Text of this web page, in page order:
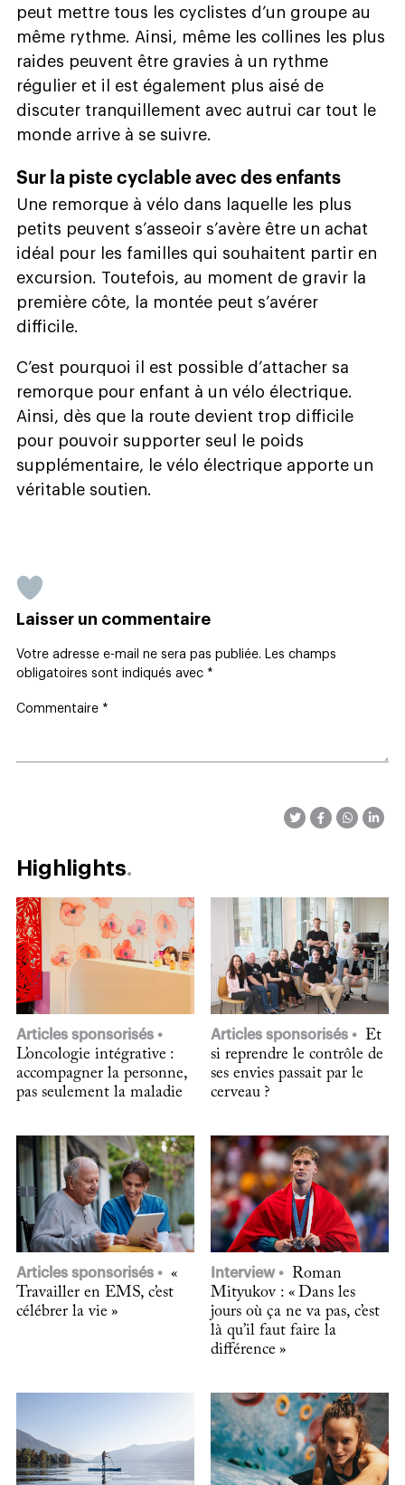
peut mettre tous les cyclistes d’un groupe au
même rythme. Ainsi, même les collines les plus
raides peuvent être gravies à un rythme
régulier et il est également plus aisé de
discuter tranquillement avec autrui car tout le
monde arrive à se suivre.
Sur la piste cyclable avec des enfants
Une remorque à vélo dans laquelle les plus
petits peuvent s’asseoir s’avère être un achat
idéal pour les familles qui souhaitent partir en
excursion. Toutefois, au moment de gravir la
première côte, la montée peut s’avérer
difficile.
C’est pourquoi il est possible d’attacher sa
remorque pour enfant à un vélo électrique.
Ainsi, dès que la route devient trop difficile
pour pouvoir supporter seul le poids
supplémentaire, le vélo électrique apporte un
véritable soutien.
Laisser un commentaire
Votre adresse e-mail ne sera pas publiée. Les champs
obligatoires sont indiqués avec *
Commentaire *
Highlights
Articles sponsorisés
L’oncologie intégrative :
accompagner la personne,
pas seulement la maladie
Articles sponsorisés
Et
si reprendre le contrôle de
ses envies passait par le
cerveau ?
Articles sponsorisés
«
Travailler en EMS, c’est
célébrer la vie »
Interview
Roman
Mityukov : « Dans les
jours où ça ne va pas, c’est
là qu’il faut faire la
différence »